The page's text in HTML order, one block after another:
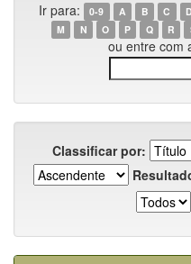
Ir para: 0-9 A B C D
M
N O P Q R
ou entre com
Classificar por: